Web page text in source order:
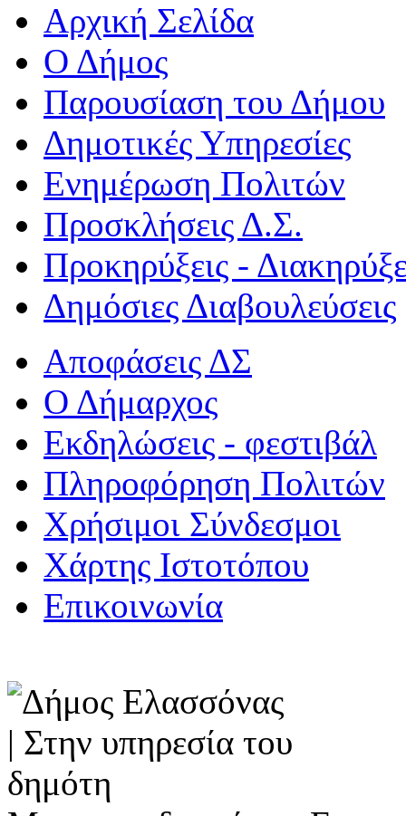
Αρχική Σελίδα
Ο Δήμος
Παρουσίαση του Δήμου
Δημοτικές Υπηρεσίες
Ενημέρωση Πολιτών
Προσκλήσεις Δ.Σ.
Προκηρύξεις -
Δημόσιες Διαβουλεύσεις
Αποφάσεις ΔΣ
Ο Δήμαρχος
Εκδηλώσεις - φεστιβάλ
Πληροφόρηση Πολιτών
Χρήσιμοι Σύνδεσμοι
Χάρτης Ιστοτόπου
Επικοινωνία